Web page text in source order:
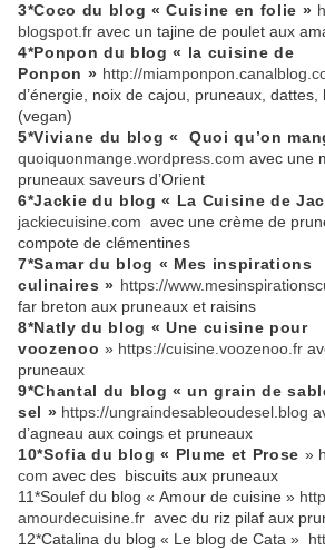
3*Coco du blog « Cuisine en folie »
blogspot.fr avec un tajine de poulet aux
4*Ponpon du blog « la cuisine de
Ponpon » http://miamponpon.
d’énergie, noix de cajou, pruneaux,
(vegan)
5*Viviane du blog « Quoi qu’on
quoiquonmange.wordpress.com avec une
pruneaux saveurs d’Orient
6*Jackie du blog « La Cuisine de
jackiecuisine.com avec une crème de
compote de clémentines
7*Samar du blog « Mes inspirations
culinaires » https://www.
far breton aux pruneaux et raisins
8*Natly du blog « Une cuisine pour
voozenoo » https://cuisine. voozenoo.fr
pruneaux
9*Chantal du blog « un grain de
sel » https://ungraindesableoudesel.blog
d’agneau aux coings et pruneaux
10*Sofia du blog « Plume et Prose »
com avec des biscuits aux pruneaux
11*Soulef du blog « Amour de cuisine »
amourdecuisine.fr avec du riz pilaf aux
12*Catalina du blog « Le blog de Cata »